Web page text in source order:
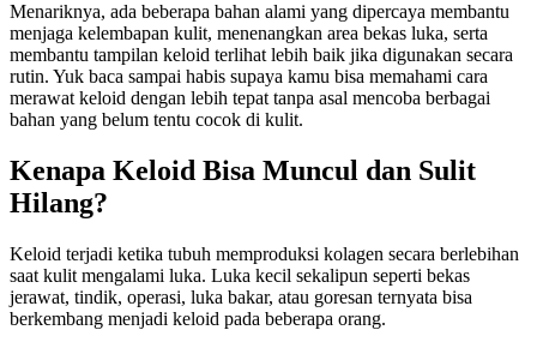
Menariknya, ada beberapa bahan alami yang dipercaya membantu
menjaga kelembapan kulit, menenangkan area bekas luka, serta
membantu tampilan keloid terlihat lebih baik jika digunakan secara
rutin. Yuk baca sampai habis supaya kamu bisa memahami cara
merawat keloid dengan lebih tepat tanpa asal mencoba berbagai
bahan yang belum tentu cocok di kulit.
Kenapa Keloid Bisa Muncul dan Sulit
Hilang?
Keloid terjadi ketika tubuh memproduksi kolagen secara berlebihan
saat kulit mengalami luka. Luka kecil sekalipun seperti bekas
jerawat, tindik, operasi, luka bakar, atau goresan ternyata bisa
berkembang menjadi keloid pada beberapa orang.